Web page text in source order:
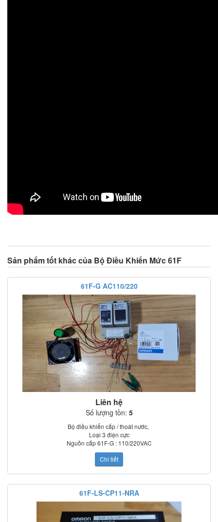
Sản phẩm tốt khác của Bộ Điều Khiển Mức 61F
61F-G AC110/220
Liên hệ
Số lượng tồn: 5
Bộ điều khiển cấp / thoát nước,
Loại 3 điện cực
Nguồn cấp 61F-G : 110/220VAC
Điện áp điện cực: 8VAC
Khoảng cách cáp nối điện cực: 1km max.
Ngõ ra: Công tắc 5A, 220VAC (tải thuần trở)
Nhiệt độ làm việc 61F-G : -10oC~55oC
Tuổi thọ: Điện: 500 000 lần tối thiểu; Cơ: 5 000 000 lần tối thiểu
NGUYÊN LÝ HOẠT ĐỘNG CỦA BỘ ĐIỀU KHIỂN BƠM CẤP THOÁT
NƯỚC 61F-G 110/220VAC
Chi tiết
61F-LS-CP11-NRA